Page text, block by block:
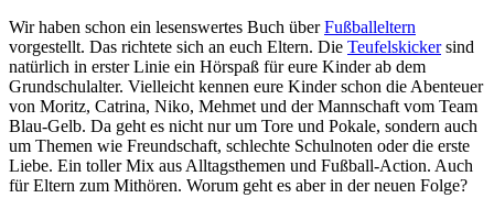
Wir haben schon ein lesenswertes Buch überFußballeltern
vorgestellt. Das richtete sich an euch Eltern. Die Teufelskickersind
natürlich in erster Linie ein Hörspaß für eure Kinder ab dem
Grundschulalter. Vielleicht kennen eure Kinder schon die Abenteuer
von Moritz, Catrina, Niko, Mehmet und der Mannschaft vom Team
Blau-Gelb. Da geht es nicht nur um Tore und Pokale, sondern auch
um Themen wie Freundschaft, schlechte Schulnoten oder die erste
Liebe. Ein toller Mix aus Alltagsthemen und Fußball-Action. Auch
für Eltern zum Mithören. Worum geht es aber in der neuen Folge?